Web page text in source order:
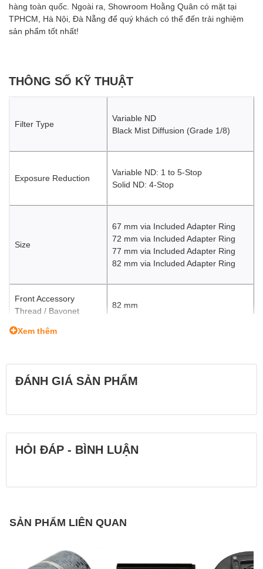
hàng toàn quốc. Ngoài ra, Showroom Hoằng Quân có mặt tại
TPHCM, Hà Nội, Đà Nẵng để quý khách có thể đến trải nghiệm
sản phẩm tốt nhất!
THÔNG SỐ KỸ THUẬT
Filter Type
Variable ND
Black Mist Diffusion (Grade 1/8)
Exposure Reduction
Variable ND: 1 to 5-Stop
Solid ND: 4-Stop
Size
67 mm via Included Adapter Ring
72 mm via Included Adapter Ring
77 mm via Included Adapter Ring
82 mm via Included Adapter Ring
Front Accessory
Thread / Bayonet
82 mm
Filter Material All Filters: Glass
In the Box
JetMag Pro FS ND16 4 Stops
JetMag Pro Caddy
Xem thêm
ĐÁNH GIÁ SẢN PHẨM
HỎI ĐÁP - BÌNH LUẬN
SẢN PHẨM LIÊN QUAN